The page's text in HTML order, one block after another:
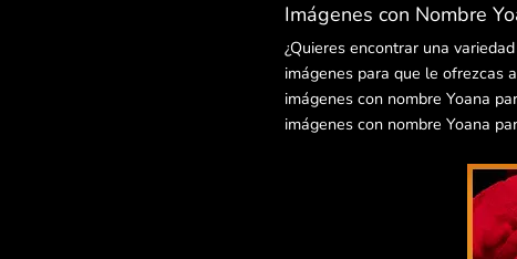
Imágenes con Nombre
¿Quieres encontrar una
imágenes para que le ofrezcas
imágenes con nombre Yoana
imágenes con nombre Yoana